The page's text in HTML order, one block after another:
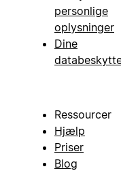
personlige
oplysninger
Dine
Ressourcer
Hjælp
Priser
Blog